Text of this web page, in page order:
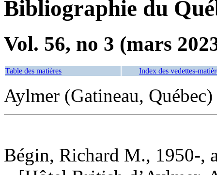
Bibliographie du
Vol. 56, no 3 (mars
Table des matières Index des vedettes-
Aylmer (Gatineau,
Bégin, Richard M., 1950-,